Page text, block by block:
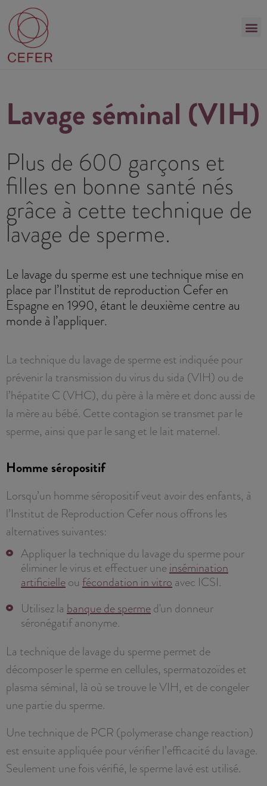
Lavage séminal (VIH)
Plus de 600 garçons et
filles en bonne santé nés
grâce à cette technique de
lavage de sperme.
Le lavage du sperme est une technique mise en
place par l’Institut de reproduction Cefer en
Espagne en 1990, étant le deuxième centre au
monde à l’appliquer.
La technique du lavage de sperme est indiquée pour
prévenir la transmission du virus du sida (VIH) ou de
l’hépatite C (VHC), du père à la mère et donc aussi de
la mère au bébé. Cette contagion se transmet par le
sperme, ainsi que par le sang et le lait maternel.
Homme séropositif
Lorsqu’un homme séropositif veut avoir des enfants, à
l’Institut de Reproduction Cefer nous offrons les
alternatives suivantes:
Appliquer la technique du lavage du sperme pour
éliminer le virus et effectuer uneinsémination
artificielleou fécondation in vitro avec ICSI.
Utilisez la banque de spermed'un donneur
séronégatif anonyme.
La technique de lavage du sperme permet de
décomposer le sperme en cellules, spermatozoïdes et
plasma séminal, là où se trouve le VIH, et de congeler
une partie du sperme.
Une technique de PCR (polymerase change reaction)
est ensuite appliquée pour vérifier l’efficacité du lavage.
Seulement une fois vérifié, le sperme lavé est utilisé.